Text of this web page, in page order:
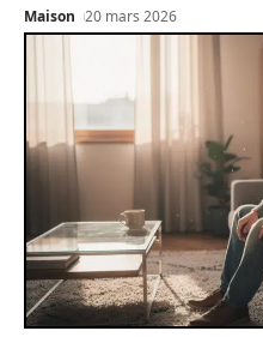
Maison 20 mars 2026